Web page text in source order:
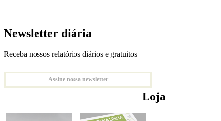
Newsletter diária
Receba nossos relatórios diários e gratuitos
Assine nossa newsletter
Loja